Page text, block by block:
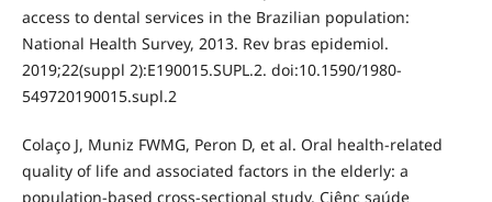
access to dental services in the Brazilian population:
National Health Survey, 2013. Rev bras epidemiol.
2019;22(suppl 2):E190015.SUPL.2. doi:10.1590/1980-
549720190015.supl.2
Colaço J, Muniz FWMG, Peron D, et al. Oral health-related
quality of life and associated factors in the elderly: a
population-based cross-sectional study. Ciênc saúde